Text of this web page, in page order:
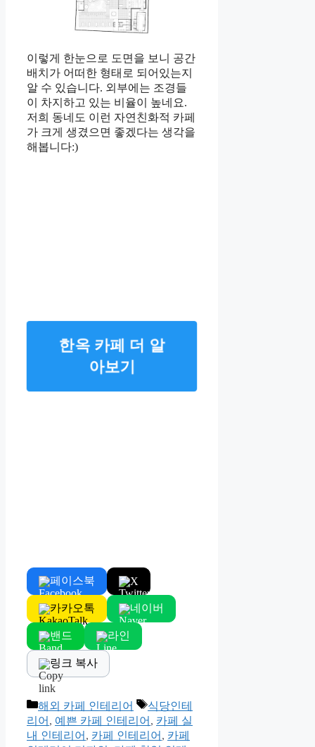
이렇게 한눈으로 도면을 보니 공간
배치가 어떠한 형태로 되어있는지
알 수 있습니다. 외부에는 조경들
이 차지하고 있는 비율이 높네요.
저희 동네도 이런 자연친화적 카페
가 크게 생겼으면 좋겠다는 생각을
해봅니다:)
한옥 카페 더 알
아보기
페이스북 X
카카오톡 네이버
밴드 라인
링크 복사
Categories
해외 카페 인테리어 Tags
식당인테
리어 , 예쁜 카페 인테리어 , 카페 실
내 인테리어 , 카페 인테리어 , 카페